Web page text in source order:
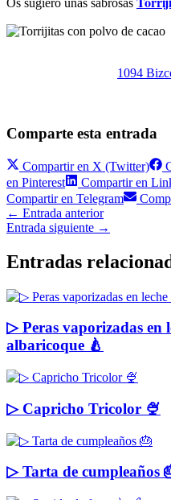
Os sugiero unas sabrosas
1094
Comparte esta entrada
Compartir en X (Twitter)
en Pinterest Compartir en
Compartir en Telegram
← Entrada anterior
Entrada siguiente →
Entradas
▷ Peras vaporizadas en
albaricoque 🍐
▷ Capricho Tricolor 🍨
▷ Tarta de cumpleaños